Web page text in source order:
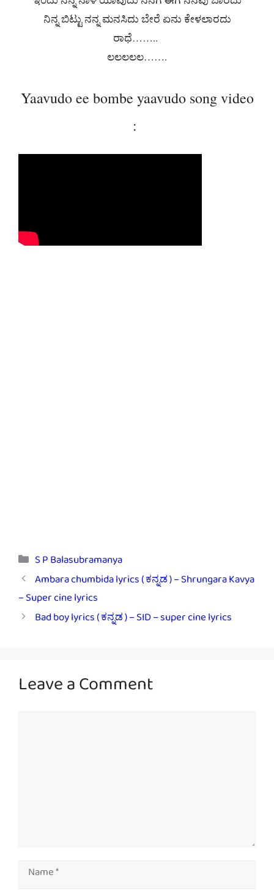
ನಿನ್ನ ಬಿಟ್ಟು ನನ್ನ ಮನಸಿದು ಬೇರೆ ಏನು ಕೇಳಲಾರದು
ರಾಧೆ……..
ಲಲಲಲಲ…….
Yaavudo ee bombe yaavudo song video
:
Categories
S P Balasubramanya
Ambara chumbida lyrics ( ಕನ್ನಡ ) – Shrungara Kavya
– Super cine lyrics
Bad boy lyrics ( ಕನ್ನಡ ) – SID – super cine lyrics
Leave a Comment
Name